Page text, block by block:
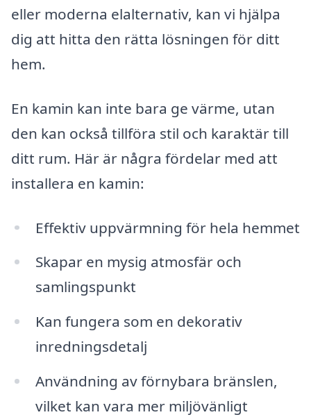
eller moderna elalternativ, kan vi hjälpa
dig att hitta den rätta lösningen för ditt
hem.
En kamin kan inte bara ge värme, utan
den kan också tillföra stil och karaktär till
ditt rum. Här är några fördelar med att
installera en kamin:
Effektiv uppvärmning för hela hemmet
Skapar en mysig atmosfär och
samlingspunkt
Kan fungera som en dekorativ
inredningsdetalj
Användning av förnybara bränslen,
vilket kan vara mer miljövänligt